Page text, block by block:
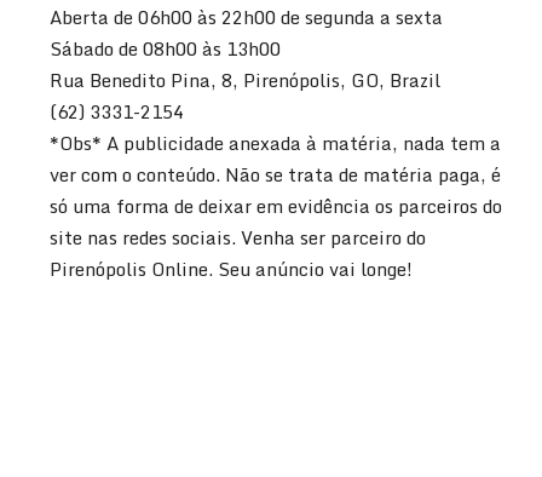
Aberta de 06h00 às 22h00 de segunda a sexta
Sábado de 08h00 às 13h00
Rua Benedito Pina, 8, Pirenópolis, GO, Brazil
(62) 3331-2154
*Obs* A publicidade anexada à matéria, nada tem a
ver com o conteúdo. Não se trata de matéria paga, é
só uma forma de deixar em evidência os parceiros do
site nas redes sociais. Venha ser parceiro do
Pirenópolis Online. Seu anúncio vai longe!